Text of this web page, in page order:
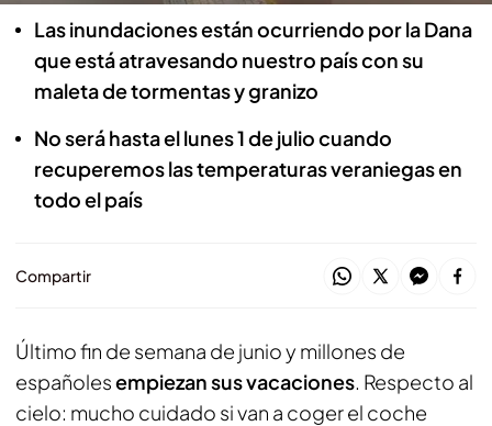
Las inundaciones están ocurriendo por la Dana
que está atravesando nuestro país con su
maleta de tormentas y granizo
No será hasta el lunes 1 de julio cuando
recuperemos las temperaturas veraniegas en
todo el país
Compartir
Último fin de semana de junio y millones de
españolesempiezan sus vacaciones. Respecto al
cielo: mucho cuidado si van a coger el coche